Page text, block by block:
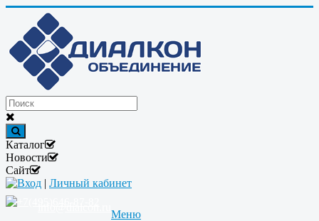
Каталог
Новости
Сайт
Вход | Личный кабинет
Меню